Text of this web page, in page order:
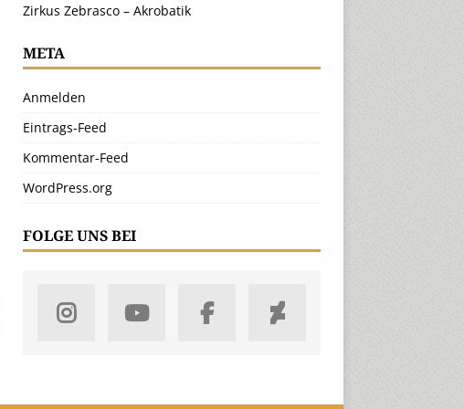
Zirkus Zebrasco – Akrobatik
META
Anmelden
Eintrags-Feed
Kommentar-Feed
WordPress.org
FOLGE UNS BEI